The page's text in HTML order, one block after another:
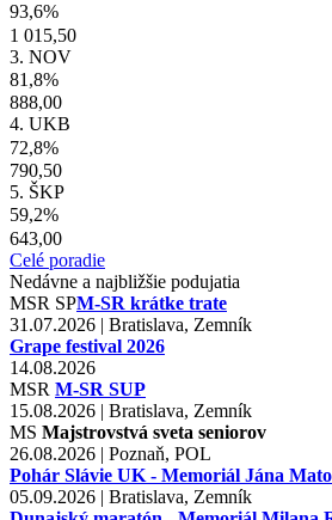
93,6%
1 015,50
3. NOV
81,8%
888,00
4. UKB
72,8%
790,50
5. ŠKP
59,2%
643,00
Celé poradie
Nedávne a najbližšie podujatia
MSR SPM-SR krátke trate
31.07.2026 | Bratislava, Zemník
Grape festival 2026
14.08.2026
MSR M-SR SUP
15.08.2026 | Bratislava, Zemník
MS Majstrovstvá sveta seniorov
26.08.2026 | Poznaň, POL
Pohár Slávie UK - Memoriál Jána
05.09.2026 | Bratislava, Zemník